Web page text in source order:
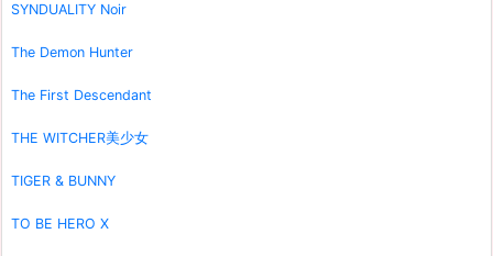
SYNDUALITY Noir
The Demon Hunter
The First Descendant
THE WITCHER美少女
TIGER & BUNNY
TO BE HERO X